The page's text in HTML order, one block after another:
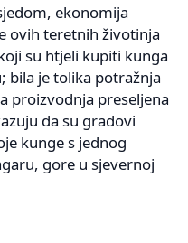
ekonomija
ovih teretnih životinja
su htjeli kupiti kunga
bila je tolika potražnja
proizvodnja preseljena
da su gradovi
kunge s jednog
gore u sjevernoj